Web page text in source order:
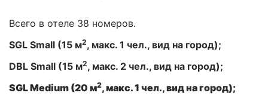
Всего в отеле 38 номеров.
SGL Small (15 м2, макс. 1 чел., вид на город);
DBL Small (15 м2, макс. 2 чел., вид на город);
SGL Medium (20 м2, макс. 1 чел., вид на город);